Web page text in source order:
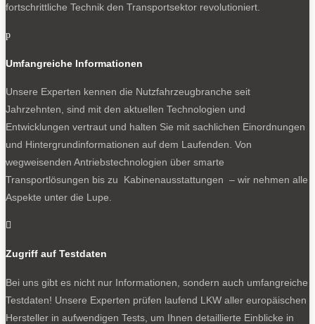
fortschrittliche Technik den Transportsektor revolutioniert.
p
Umfangreiche Informationen
Unsere Experten kennen die Nutzfahrzeugbranche seit
Jahrzehnten, sind mit den aktuellen Technologien und
Entwicklungen vertraut und halten Sie mit sachlichen Einordnungen
und Hintergrundinformationen auf dem Laufenden. Von
wegweisenden Antriebstechnologien über smarte
Transportlösungen bis zu Kabinenausstattungen – wir nehmen alle
Aspekte unter die Lupe.

Zugriff auf Testdaten
Bei uns gibt es nicht nur Informationen, sondern auch umfangreiche
Testdaten! Unsere Experten prüfen laufend LKW aller europäischen
Hersteller in aufwendigen Tests, um Ihnen detaillierte Einblicke in